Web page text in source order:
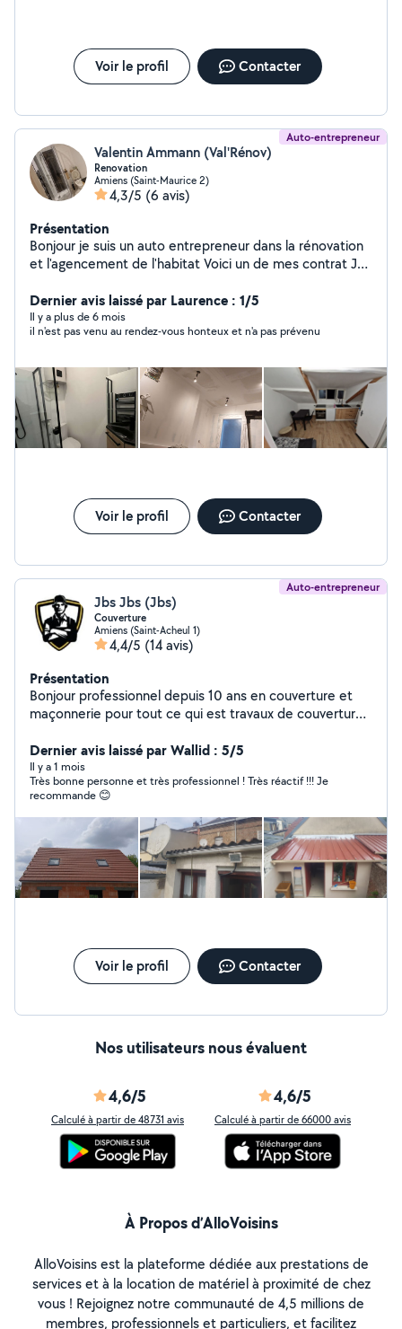
Voir le profil Contacter
Auto-entrepreneur
Valentin Ammann (Val'Rénov)
Renovation
Amiens (Saint-Maurice 2)
4,3/5 (6 avis)
Présentation
Bonjour je suis un auto entrepreneur dans la rénovation
et l'agencement de l'habitat Voici un de mes contrat Je
(ce qui consiste à garder les clefs de chaque en cas de
perte ,je m'occupe de toute la maintenance ,petite
bricole Zero.Six .douze.soixante trois .quarante cinq.
Dernier avis laissé par Laurence : 1/5
Il y a plus de 6 mois
il n'est pas venu au rendez-vous honteux et n'a pas prévenu
Voir le profil Contacter
Auto-entrepreneur
Jbs Jbs (Jbs)
Couverture
Amiens (Saint-Acheul 1)
4,4/5 (14 avis)
Présentation
Bonjour professionnel depuis 10 ans en couverture et
maçonnerie pour tout ce qui est travaux de couverture
maisons vous pouvez me contacter
Dernier avis laissé par Wallid : 5/5
Il y a 1 mois
Très bonne personne et très professionnel ! Très réactif !!! Je
recommande 😊
Voir le profil Contacter
Nos utilisateurs nous évaluent
4,6/5
Calculé à partir de 48731 avis
4,6/5
Calculé à partir de 66000 avis
À Propos d’AlloVoisins
AlloVoisins est la plateforme dédiée aux prestations de
services et à la location de matériel à proximité de chez
vous ! Rejoignez notre communauté de 4,5 millions de
membres, professionnels et particuliers, et facilitez